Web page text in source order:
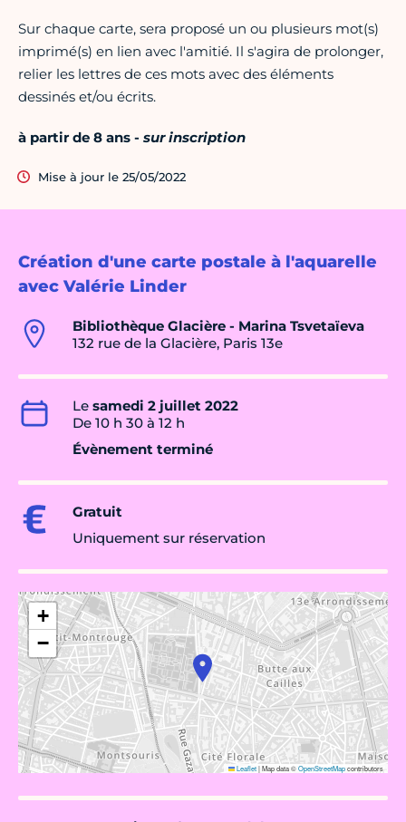
Création d'une carte postale à l'aquarelle
avec Valérie Linder
Bibliothèque Glacière - Marina Tsvetaïeva
132 rue de la Glacière, Paris 13e
Le samedi 2 juillet 2022
De 10 h 30 à 12 h
Évènement terminé
Gratuit
Uniquement sur réservation
+
−
Leaflet|Map data ©OpenStreetMapcontributors
Sur chaque carte, sera proposé un ou plusieurs mot(s)
imprimé(s) en lien avec l'amitié. Il s'agira de prolonger,
relier les lettres de ces mots avec des éléments
dessinés et/ou écrits.
à partir de 8 ans - sur inscription
Mise à jour le 25/05/2022